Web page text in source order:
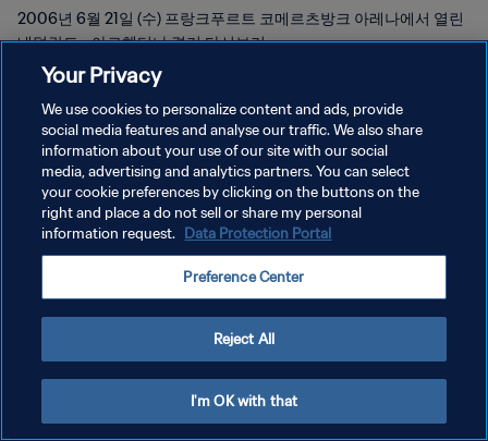
2006년 6월 21일 (수) 프랑크푸르트 코메르츠방크 아레나에서 열린
네덜란드 - 아르헨티나 경기 다시보기
개인정보 보호정책
서비스 약관
쿠키 기본 설정 관리
Your Privacy
We use cookies to personalize content and ads, provide
social media features and analyse our traffic. We also share
information about your use of our site with our social
media, advertising and analytics partners. You can select
your cookie preferences by clicking on the buttons on the
right and place a do not sell or share my personal
information request. Data Protection Portal
Preference Center
Reject All
I'm OK with that